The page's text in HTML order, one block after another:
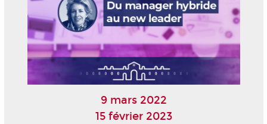
9 mars 2022
15 février 2023